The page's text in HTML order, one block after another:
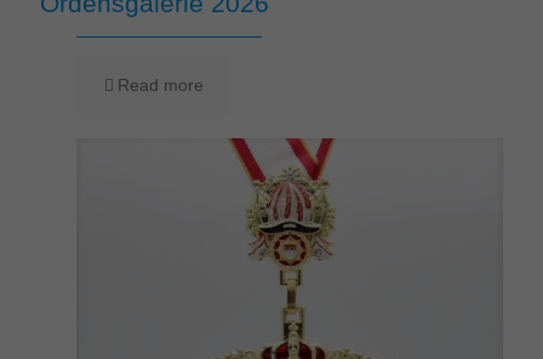
Read more